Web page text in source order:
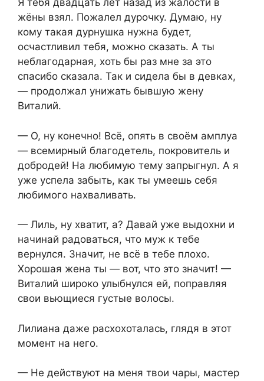
Я тебя двадцать лет назад из жалости в
жёны взял. Пожалел дурочку. Думаю, ну
кому такая дурнушка нужна будет,
осчастливил тебя, можно сказать. А ты
неблагодарная, хоть бы раз мне за это
спасибо сказала. Так и сидела бы в девках,
— продолжал унижать бывшую жену
Виталий.
— О, ну конечно! Всё, опять в своём амплуа
— всемирный благодетель, покровитель и
добродей! На любимую тему запрыгнул. А я
уже успела забыть, как ты умеешь себя
любимого нахваливать.
— Лиль, ну хватит, а? Давай уже выдохни и
начинай радоваться, что муж к тебе
вернулся. Значит, не всё в тебе плохо.
Хорошая жена ты — вот, что это значит! —
Виталий широко улыбнулся ей, поправляя
свои вьющиеся густые волосы.
Лилиана даже расхохоталась, глядя в этот
момент на него.
— Не действуют на меня твои чары, мастер